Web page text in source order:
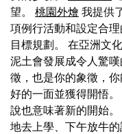
望。 桃園外燴 我提供
項例行活動和設定合
目標規劃。 在亞洲文
泥土會發展成令人驚
徵，也是你的象徵，
好的一面並獲得開悟。
說也意味著新的開始
地去上學、下午放牛